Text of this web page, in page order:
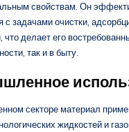
свойствам. Он
с задачами очистки,
что делает его
так и в быту.
секторе материал
жидкостей и